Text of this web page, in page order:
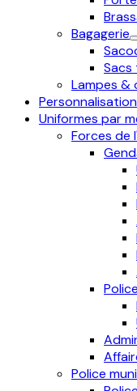
Bagagerie
Lampes &
Personnalisation
Uniformes par
Forces de
Police